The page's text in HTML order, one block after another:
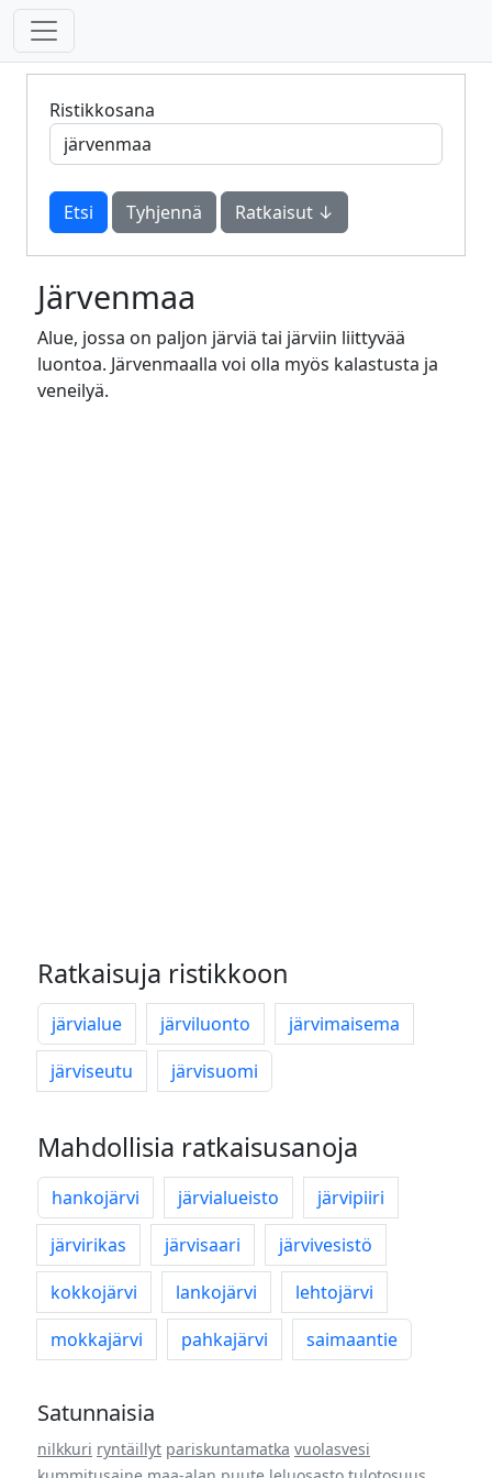
Ristikkosana
Tyhjennä Ratkaisut ↓
Järvenmaa
Alue, jossa on paljon järviä tai järviin liittyvää
luontoa. Järvenmaalla voi olla myös kalastusta ja
veneilyä.
Ratkaisuja ristikkoon
järvialue järviluonto
järvimaisema
järviseutu
järvisuomi
Mahdollisia ratkaisusanoja
hankojärvi järvialueisto
järvipiiri
järvirikas
järvisaari
järvivesistö
kokkojärvi
lankojärvi
lehtojärvi
mokkajärvi
pahkajärvi saimaantie
Satunnaisia
nilkkuri ryntäillyt pariskuntamatka vuolasvesi